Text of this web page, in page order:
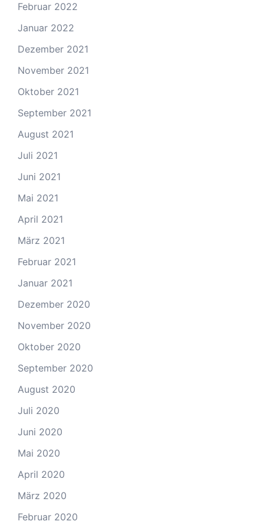
Februar 2022
Januar 2022
Dezember 2021
November 2021
Oktober 2021
September 2021
August 2021
Juli 2021
Juni 2021
Mai 2021
April 2021
März 2021
Februar 2021
Januar 2021
Dezember 2020
November 2020
Oktober 2020
September 2020
August 2020
Juli 2020
Juni 2020
Mai 2020
April 2020
März 2020
Februar 2020